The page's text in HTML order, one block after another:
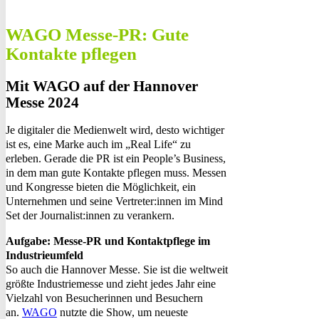
WAGO Messe-PR: Gute
Kontakte pflegen
Mit WAGO auf der Hannover
Messe 2024
Je digitaler die Medienwelt wird, desto wichtiger
ist es, eine Marke auch im „Real Life“ zu
erleben. Gerade die PR ist ein People’s Business,
in dem man gute Kontakte pflegen muss. Messen
und Kongresse bieten die Möglichkeit, ein
Unternehmen und seine Vertreter:innen im Mind
Set der Journalist:innen zu verankern.
Aufgabe: Messe-PR und Kontaktpflege im
Industrieumfeld
So auch die Hannover Messe. Sie ist die weltweit
größte Industriemesse und zieht jedes Jahr eine
Vielzahl von Besucherinnen und Besuchern
an. WAGO nutzte die Show, um neueste